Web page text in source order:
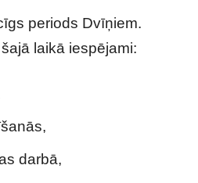
periods Dvīņiem.
laikā iespējami:
darbā,